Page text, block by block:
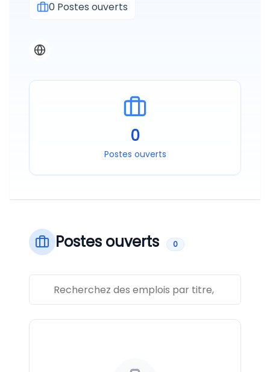
0 Postes ouverts
0
Postes ouverts
Postes ouverts 0